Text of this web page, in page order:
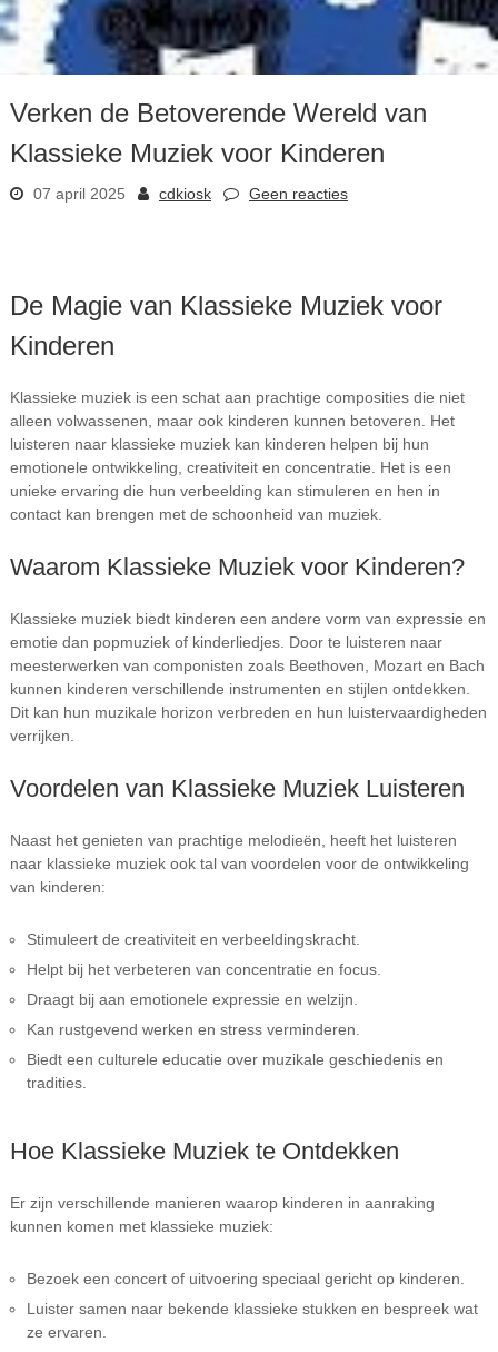
Verken de Betoverende Wereld van
Klassieke Muziek voor Kinderen
07 april 2025 cdkiosk Geen reacties
De Magie van Klassieke Muziek voor
Kinderen
Klassieke muziek is een schat aan prachtige composities die niet
alleen volwassenen, maar ook kinderen kunnen betoveren. Het
luisteren naar klassieke muziek kan kinderen helpen bij hun
emotionele ontwikkeling, creativiteit en concentratie. Het is een
unieke ervaring die hun verbeelding kan stimuleren en hen in
contact kan brengen met de schoonheid van muziek.
Waarom Klassieke Muziek voor Kinderen?
Klassieke muziek biedt kinderen een andere vorm van expressie en
emotie dan popmuziek of kinderliedjes. Door te luisteren naar
meesterwerken van componisten zoals Beethoven, Mozart en Bach
kunnen kinderen verschillende instrumenten en stijlen ontdekken.
Dit kan hun muzikale horizon verbreden en hun luistervaardigheden
verrijken.
Voordelen van Klassieke Muziek Luisteren
Naast het genieten van prachtige melodieën, heeft het luisteren
naar klassieke muziek ook tal van voordelen voor de ontwikkeling
van kinderen:
Stimuleert de creativiteit en verbeeldingskracht.
Helpt bij het verbeteren van concentratie en focus.
Draagt bij aan emotionele expressie en welzijn.
Kan rustgevend werken en stress verminderen.
Biedt een culturele educatie over muzikale geschiedenis en
tradities.
Hoe Klassieke Muziek te Ontdekken
Er zijn verschillende manieren waarop kinderen in aanraking
kunnen komen met klassieke muziek:
Bezoek een concert of uitvoering speciaal gericht op kinderen.
Luister samen naar bekende klassieke stukken en bespreek wat
ze ervaren.